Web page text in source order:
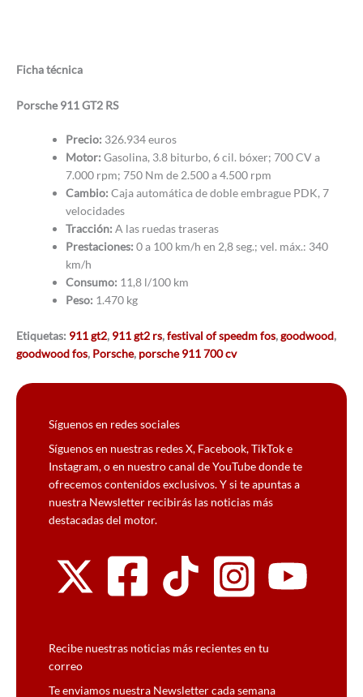
Ficha técnica
Porsche 911 GT2 RS
Precio: 326.934 euros
Motor: Gasolina, 3.8 biturbo, 6 cil. bóxer; 700 CV a
7.000 rpm; 750 Nm de 2.500 a 4.500 rpm
Cambio: Caja automática de doble embrague PDK, 7
velocidades
Tracción: A las ruedas traseras
Prestaciones: 0 a 100 km/h en 2,8 seg.; vel. máx.: 340
km/h
Consumo: 11,8 l/100 km
Peso: 1.470 kg
Etiquetas: 911 gt2, 911 gt2 rs,festival of speedm fos,goodwood,
goodwood fos, Porsche, porsche 911 700 cv
Síguenos en redes sociales
Síguenos en nuestras redes X, Facebook, TikTok e
Instagram, o en nuestro canal de YouTube donde te
ofrecemos contenidos exclusivos. Y si te apuntas a
nuestra Newsletter recibirás las noticias más
destacadas del motor.
Recibe nuestras noticias más recientes en tu
correo
Te enviamos nuestra Newsletter cada semana